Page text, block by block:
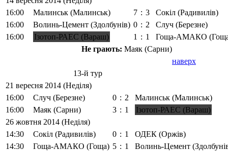
16:00
Малинськ (Малинськ) 7 : 3
Сокіл (Радивилів)
16:00
Волинь-Цемент (Здолбунів) 0 : 2
Случ (Березне)
16:00
Ізотоп-РАЕС (Вараш) 1 : 1
Гоща-АМАКО
Не грають: Маяк (Сарни)
наверх
13-й тур
21 вересня 2014 (Неділя)
16:00
Случ (Березне) 0 : 2
Малинськ (Малинськ)
16:00
Маяк (Сарни) 3 : 1
Ізотоп-РАЕС (Вараш)
26 жовтня 2014 (Неділя)
14:30
Сокіл (Радивилів) 0 : 1
ОДЕК (Оржів)
14:30
Гоща-АМАКО (Гоща) 5 : 1
Волинь-Цемент